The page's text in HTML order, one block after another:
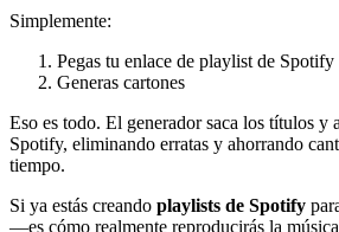
Simplemente:
Pegas tu enlace de playlist de Spotify
Generas cartones
Eso es todo. El generador saca los títulos y
Spotify, eliminando erratas y ahorrando
tiempo.
Si ya estás creando playlists de Spotify
—es cómo realmente reproducirás la